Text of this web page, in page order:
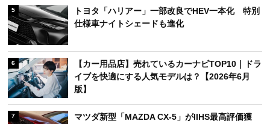
5
トヨタ「ハリアー」一部改良でHEV一本化 特別
仕様車ナイトシェードも進化
6
【カー用品店】売れているカーナビTOP10｜ドラ
イブを快適にする人気モデルは？【2026年6月
版】
7
マツダ新型「MAZDA CX-5」がIIHS最高評価獲